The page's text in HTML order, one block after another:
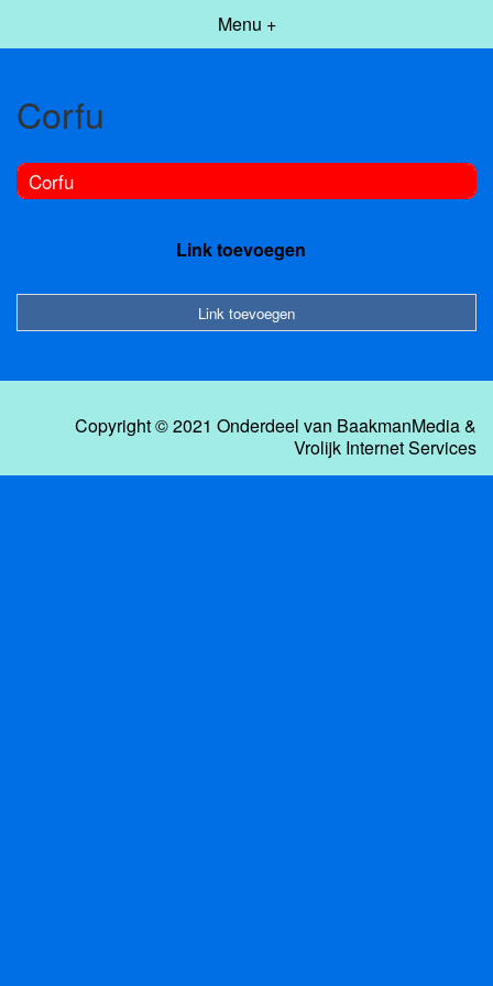
Menu +
Corfu
Corfu
Link toevoegen
Link toevoegen
Copyright © 2021 Onderdeel van BaakmanMedia&
Vrolijk Internet Services